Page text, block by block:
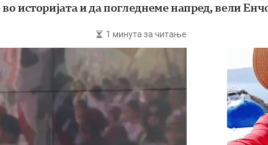
историјата и да погледнеме напред, вели
1 минута за читање